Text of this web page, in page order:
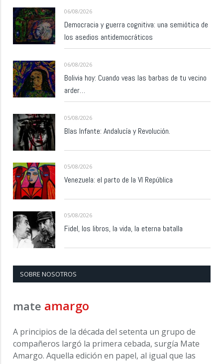
06/08/2026
Democracia y guerra cognitiva: una semiótica de
los asedios antidemocráticos
06/08/2026
Bolivia hoy: Cuando veas las barbas de tu vecino
arder…
05/08/2026
Blas Infante: Andalucía y Revolución.
05/08/2026
Venezuela: el parto de la VI República
05/08/2026
Fidel, los libros, la vida, la eterna batalla
SOBRE NOSOTROS
mate amargo
A principios de la década del setenta un grupo de
compañeros largó la primera cebada, surgía Mate
Amargo. Aquella edición en papel, al igual que las